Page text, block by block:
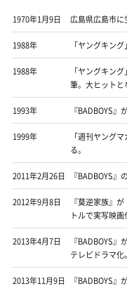
1970年1月9日 広島県広島市に
1988年 「ヤングキン
1988年
「ヤングキン
筆。大ヒットと
1993年 『BADBOYS』
1999年
「週刊ヤング
る。
2011年2月26日 『BADBOYS』
2012年9月8日
『莫逆家族』
トルで実写映
2013年4月7日
『BADBOYS
テレビドラマ化
2013年11月9日 『BADBOYS